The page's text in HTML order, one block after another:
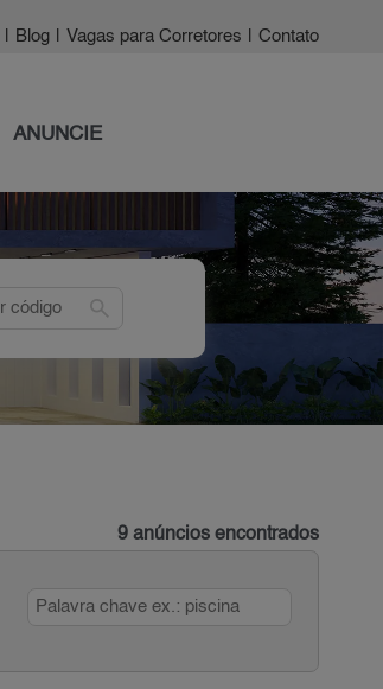
Blog Vagas para Corretores Contato
ANUNCIE
search
9 anúncios encontrados